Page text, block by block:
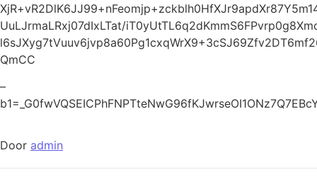
UuLJrmaLRxj07dIxLTat/
QmCC
–
Door admin